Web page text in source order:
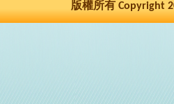
版權所有 Copyright